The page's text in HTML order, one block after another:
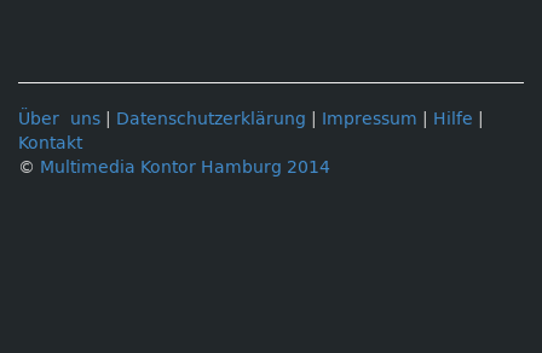
Über uns Datenschutzerklärung Impressum Hilfe
Kontakt
© Multimedia Kontor Hamburg 2014